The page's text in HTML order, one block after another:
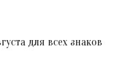
для всех знаков